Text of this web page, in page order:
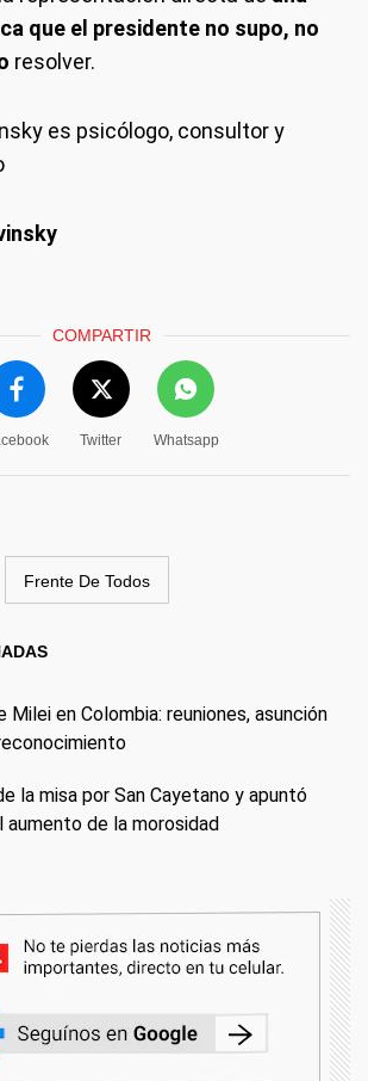
que el presidente no supo, no
resolver.
es psicólogo, consultor y
COMPARTIR
Twitter Whatsapp
Frente De Todos
Milei en Colombia: reuniones, asunción
la misa por San Cayetano y apuntó
de la morosidad